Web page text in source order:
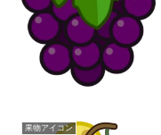
果物アイコン